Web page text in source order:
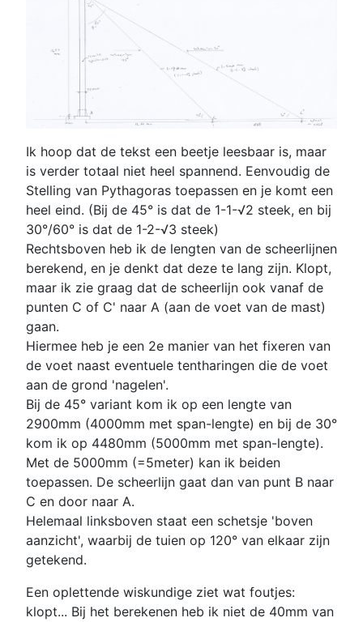
Ik hoop dat de tekst een beetje leesbaar is, maar
is verder totaal niet heel spannend. Eenvoudig de
Stelling van Pythagoras toepassen en je komt een
heel eind. (Bij de 45° is dat de 1-1-√2 steek, en bij
30°/60° is dat de 1-2-√3 steek)
Rechtsboven heb ik de lengten van de scheerlijnen
berekend, en je denkt dat deze te lang zijn. Klopt,
maar ik zie graag dat de scheerlijn ook vanaf de
punten C of C' naar A (aan de voet van de mast)
gaan.
Hiermee heb je een 2e manier van het fixeren van
de voet naast eventuele tentharingen die de voet
aan de grond 'nagelen'.
Bij de 45° variant kom ik op een lengte van
2900mm (4000mm met span-lengte) en bij de 30°
kom ik op 4480mm (5000mm met span-lengte).
Met de 5000mm (=5meter) kan ik beiden
toepassen. De scheerlijn gaat dan van punt B naar
C en door naar A.
Helemaal linksboven staat een schetsje 'boven
aanzicht', waarbij de tuien op 120° van elkaar zijn
getekend.
Een oplettende wiskundige ziet wat foutjes:
klopt... Bij het berekenen heb ik niet de 40mm van